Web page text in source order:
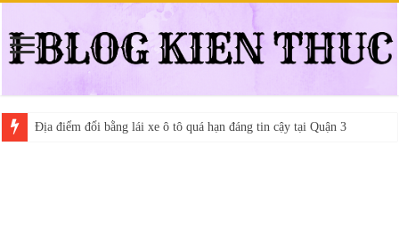
Địa điểm đổi bằng lái xe ô tô quá hạn đáng tin cậy tại Quận 3
Trung tâm nào học thi giấy phép lái xe hạng A (A2 cũ), A1 uy tín tại